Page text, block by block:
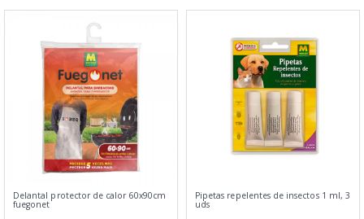
Delantal protector de calor 60x90cm
fuegonet
Pipetas repelentes de insectos 1 ml, 3
uds